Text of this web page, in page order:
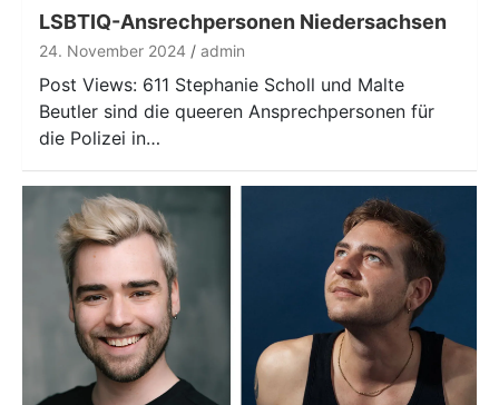
LSBTIQ-Ansrechpersonen Niedersachsen
24. November 2024 admin
Post Views: 611 Stephanie Scholl und Malte
Beutler sind die queeren Ansprechpersonen für
die Polizei in…